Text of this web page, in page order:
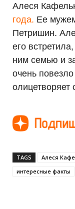
Алеся
года. Ее
Петришин.
его
ним семью и
очень
олицетворяет
TAGS Алеся
интересные факты